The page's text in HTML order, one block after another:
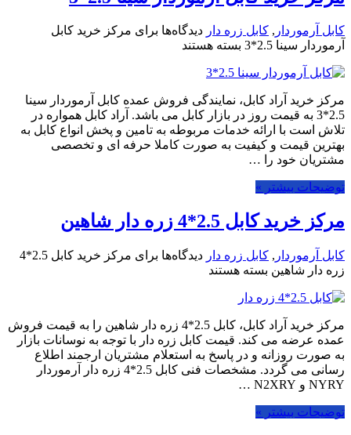
کابل آرموردار , کابل زره دار دیدگاه‌ها برای مرکز خرید کابل
آرموردار سینا 2.5*3
بسته هستند
مرکز خرید آراد کابل، نمایندگی فروش عمده کابل آرموردار سینا
2.5*3 به قیمت روز در بازار کابل می باشد. آراد کابل همواره در
تلاش است با ارائه خدمات مربوطه به تامین و پخش انواع کابل به
بهترین قیمت و کیفیت به صورت کاملا حرفه ای و تخصصی
مشتریان خود را …
توضیحات بیشتر »
مرکز خرید کابل 2.5*4 زره دار شاهین
کابل آرموردار , کابل زره دار دیدگاه‌ها
برای مرکز خرید کابل 2.5*4
زره دار شاهین بسته هستند
مرکز خرید آراد کابل، کابل 2.5*4 زره دار شاهین را به قیمت فروش
عمده عرضه می کند. قیمت کابل زره دار با توجه به نوسانات بازار
به صورت روزانه و در پاسخ به استعلام مشتریان ارجمند اطلاع
رسانی می گردد. مشخصات فنی کابل 2.5*4 زره دار آرموردار
NYRY و N2XRY …
توضیحات بیشتر »